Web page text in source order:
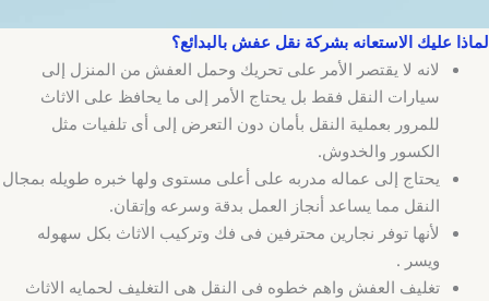
لماذا عليك الاستعانه بشركة نقل عفش بالبدائع؟
لانه لا يقتصر الأمر على تحريك وحمل العفش من المنزل إلى
سيارات النقل فقط بل يحتاج الأمر إلى ما يحافظ على الاثاث
للمرور بعملية النقل بأمان دون التعرض إلى أى تلفيات مثل
الكسور والخدوش.
يحتاج إلى عماله مدربه على أعلى مستوى ولها خبره طويله بمجال
النقل مما يساعد أنجاز العمل بدقة وسرعه وإتقان.
لأنها توفر نجارين محترفين فى فك وتركيب الاثاث بكل سهوله
ويسر .
تغليف العفش واهم خطوه فى النقل هى التغليف لحمايه الاثاث